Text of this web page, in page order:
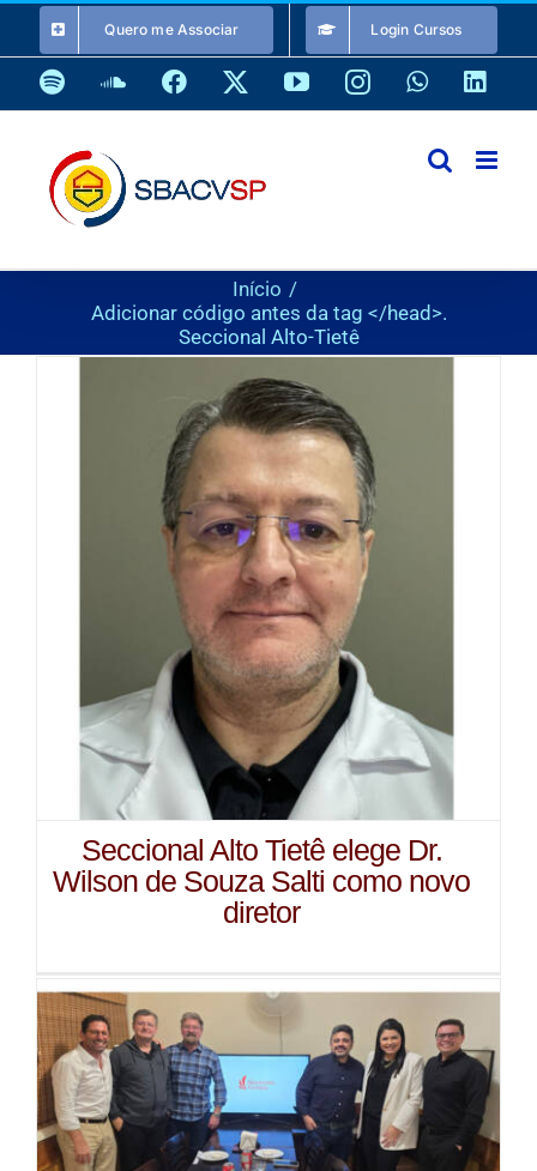
o
conteúdo
Quero me Associar Login Cursos
SpotifySoundCloud
Facebook YouTubeInstagramWhatsApp
Início
Adicionar código antes da tag </head>.
Seccional Alto-Tietê
Seccional Alto Tietê elege Dr.
Wilson de Souza Salti como novo
diretor